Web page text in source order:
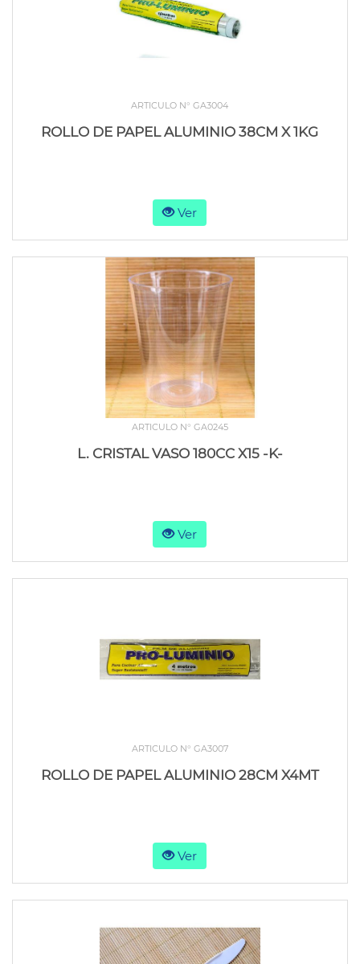
ARTICULO N° GA3004
ROLLO DE PAPEL ALUMINIO 38CM X 1KG
Ver
ARTICULO N° GA0245
L. CRISTAL VASO 180CC X15 -K-
Ver
ARTICULO N° GA3007
ROLLO DE PAPEL ALUMINIO 28CM X4MT
Ver